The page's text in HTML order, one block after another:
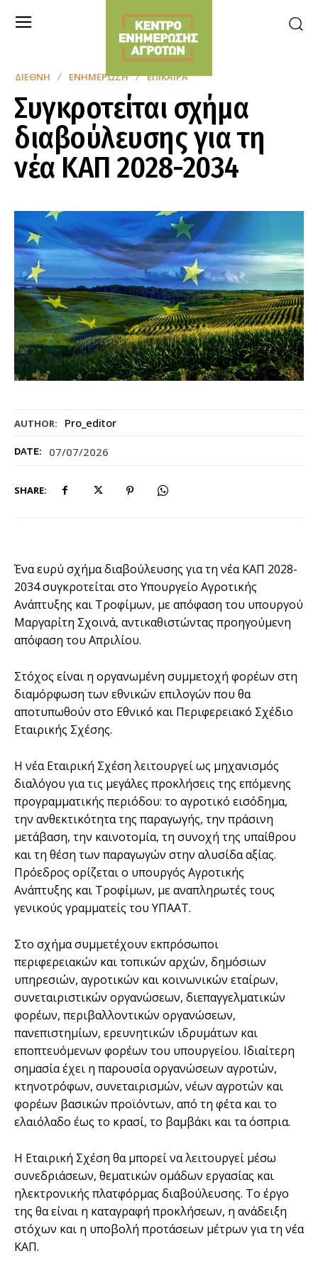
AUTHOR: Pro_editor
DATE: 07/07/2026
SHARE:
ΔΙΕΘΝΉ ΕΝΗΜΈΡΩΣΗ ΕΠΊΚΑΙΡΑ
Συγκροτείται σχήμα
διαβούλευσης για τη
νέα ΚΑΠ 2028-2034
Ένα ευρύ σχήμα διαβούλευσης για τη νέα ΚΑΠ 2028-
2034 συγκροτείται στο Υπουργείο Αγροτικής
Ανάπτυξης και Τροφίμων, με απόφαση του υπουργού
Μαργαρίτη Σχοινά, αντικαθιστώντας προηγούμενη
απόφαση του Απριλίου.
Στόχος είναι η οργανωμένη συμμετοχή φορέων στη
διαμόρφωση των εθνικών επιλογών που θα
αποτυπωθούν στο Εθνικό και Περιφερειακό Σχέδιο
Εταιρικής Σχέσης.
Η νέα Εταιρική Σχέση λειτουργεί ως μηχανισμός
διαλόγου για τις μεγάλες προκλήσεις της επόμενης
προγραμματικής περιόδου: το αγροτικό εισόδημα,
την ανθεκτικότητα της παραγωγής, την πράσινη
μετάβαση, την καινοτομία, τη συνοχή της υπαίθρου
και τη θέση των παραγωγών στην αλυσίδα αξίας.
Πρόεδρος ορίζεται ο υπουργός Αγροτικής
Ανάπτυξης και Τροφίμων, με αναπληρωτές τους
γενικούς γραμματείς του ΥΠΑΑΤ.
Στο σχήμα συμμετέχουν εκπρόσωποι
περιφερειακών και τοπικών αρχών, δημόσιων
υπηρεσιών, αγροτικών και κοινωνικών εταίρων,
συνεταιριστικών οργανώσεων, διεπαγγελματικών
φορέων, περιβαλλοντικών οργανώσεων,
πανεπιστημίων, ερευνητικών ιδρυμάτων και
εποπτευόμενων φορέων του υπουργείου. Ιδιαίτερη
σημασία έχει η παρουσία οργανώσεων αγροτών,
κτηνοτρόφων, συνεταιρισμών, νέων αγροτών και
φορέων βασικών προϊόντων, από τη φέτα και το
ελαιόλαδο έως το κρασί, το βαμβάκι και τα όσπρια.
Η Εταιρική Σχέση θα μπορεί να λειτουργεί μέσω
συνεδριάσεων, θεματικών ομάδων εργασίας και
ηλεκτρονικής πλατφόρμας διαβούλευσης. Το έργο
της θα είναι η καταγραφή προκλήσεων, η ανάδειξη
στόχων και η υποβολή προτάσεων μέτρων για τη νέα
ΚΑΠ.